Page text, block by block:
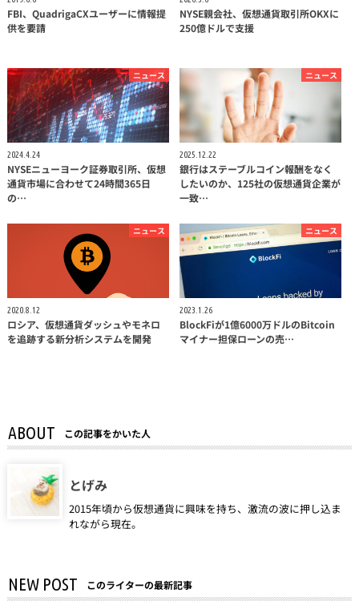
FBI、QuadrigaCXユーザーに情報提
供を要請
NYSE親会社、仮想通貨取引所OKXに
250億ドルで支援
ニュース
2024.4.24
NYSEニューヨーク証券取引所、仮想
通貨市場に合わせて24時間365日
の…
ニュース
2025.12.22
銀行はステーブルコイン報酬をなく
したいのか、125社の仮想通貨企業が
一致…
ニュース
2020.8.12
ロシア、仮想通貨ダッシュやモネロ
を追跡する新分析システムを開発
ニュース
2023.1.26
BlockFiが1億6000万ドルのBitcoin
マイナー担保ローンの売…
ABOUT この記事をかいた人
とげみ
2015年頃から仮想通貨に興味を持ち、激流の波に押し込ま
れながら現在。
NEW POST このライターの最新記事